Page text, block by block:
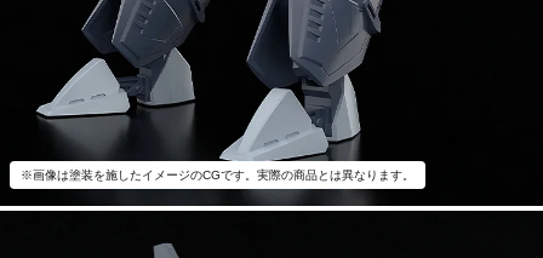
※画像は塗装を施したイメージのCGです。実際の商品とは異なります。